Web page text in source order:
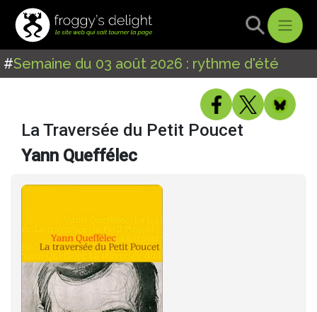
#Semaine du 03 août 2026 : rythme d'été
La Traversée du Petit Poucet
Yann Queffélec